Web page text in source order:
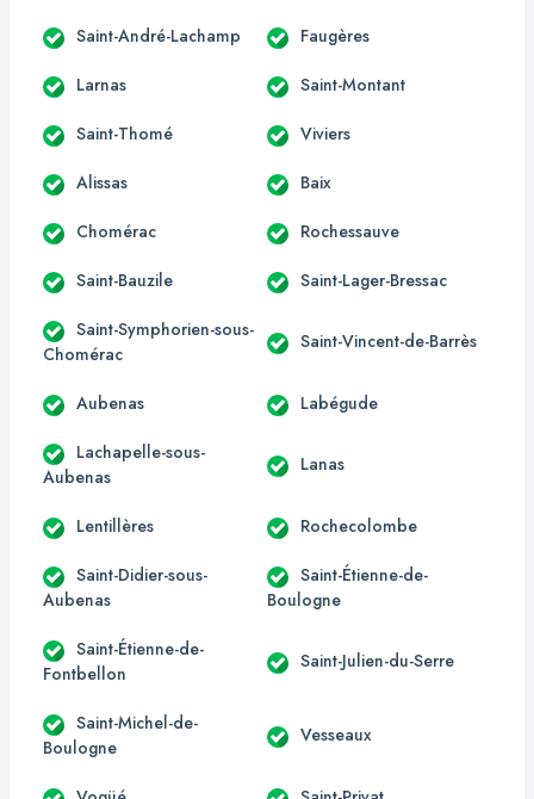
Saint-André-Lachamp Faugères
Larnas Saint-Montant
Saint-Thomé Viviers
Alissas Baix
Chomérac Rochessauve
Saint-Bauzile Saint-Lager-Bressac
Saint-Symphorien-sous-
Chomérac
Saint-Vincent-de-Barrès
Aubenas Labégude
Lachapelle-sous-
Aubenas
Lanas
Lentillères Rochecolombe
Saint-Didier-sous-
Aubenas
Saint-Étienne-de-
Boulogne
Saint-Étienne-de-
Fontbellon
Saint-Julien-du-Serre
Saint-Michel-de-
Boulogne
Vesseaux